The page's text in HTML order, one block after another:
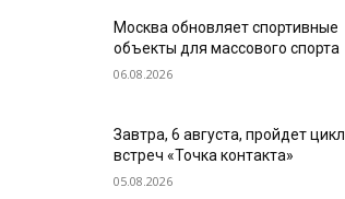
Москва обновляет спортивные
объекты для массового спорта
06.08.2026
Завтра, 6 августа, пройдет цикл
встреч «Точка контакта»
05.08.2026